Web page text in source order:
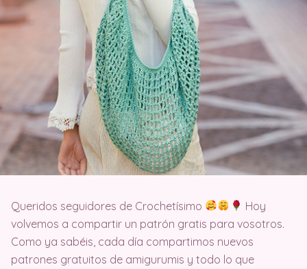
Queridos seguidores de Crochetísimo
Hoy
volvemos a compartir un patrón gratis para vosotros.
Como ya sabéis, cada día compartimos nuevos
patrones gratuitos de amigurumis y todo lo que